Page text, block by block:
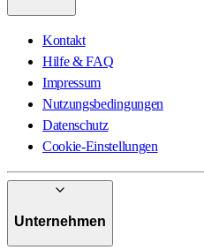
Kontakt
Hilfe & FAQ
Impressum
Nutzungsbedingungen
Datenschutz
Cookie-Einstellungen
Unternehmen